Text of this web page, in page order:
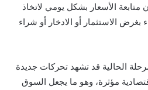
متابعة الأسعار بشكل يومي لاتخاذ
بغرض الاستثمار أو الادخار أو شراء
الحالية قد تشهد تحركات جديدة
مؤثرة، وهو ما يجعل السوق